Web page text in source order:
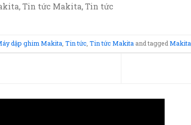
Tin tức Makita, Tin tức
dập ghim Makita Tin tức, Tin tức Makita and tagged Makita